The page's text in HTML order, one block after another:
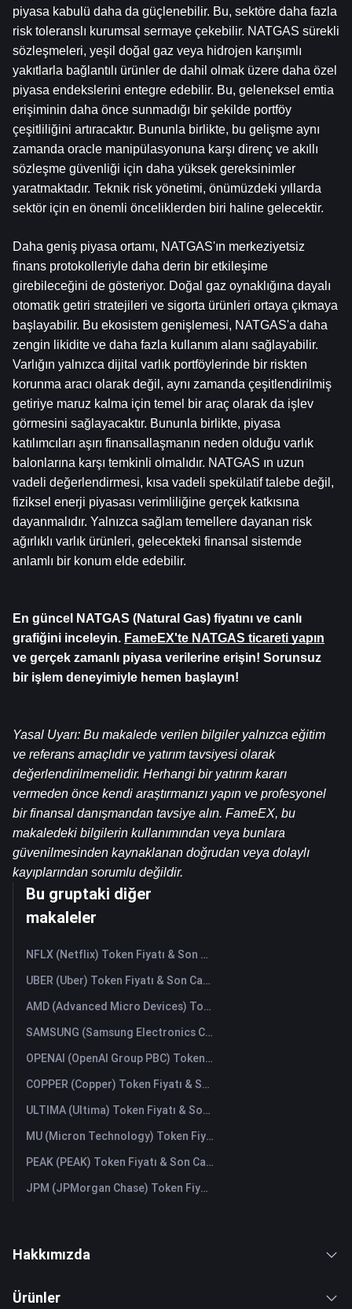
piyasa kabulü daha da güçlenebilir. Bu, sektöre daha fazla
risk toleranslı kurumsal sermaye çekebilir. NATGAS sürekli
sözleşmeleri, yeşil doğal gaz veya hidrojen karışımlı
yakıtlarla bağlantılı ürünler de dahil olmak üzere daha özel
piyasa endekslerini entegre edebilir. Bu, geleneksel emtia
erişiminin daha önce sunmadığı bir şekilde portföy
çeşitliliğini artıracaktır. Bununla birlikte, bu gelişme aynı
zamanda oracle manipülasyonuna karşı direnç ve akıllı
sözleşme güvenliği için daha yüksek gereksinimler
yaratmaktadır. Teknik risk yönetimi, önümüzdeki yıllarda
sektör için en önemli önceliklerden biri haline gelecektir.
Daha geniş piyasa ortamı, NATGAS'ın merkeziyetsiz
finans protokolleriyle daha derin bir etkileşime
girebileceğini de gösteriyor. Doğal gaz oynaklığına dayalı
otomatik getiri stratejileri ve sigorta ürünleri ortaya çıkmaya
başlayabilir. Bu ekosistem genişlemesi, NATGAS'a daha
zengin likidite ve daha fazla kullanım alanı sağlayabilir.
Varlığın yalnızca dijital varlık portföylerinde bir riskten
korunma aracı olarak değil, aynı zamanda çeşitlendirilmiş
getiriye maruz kalma için temel bir araç olarak da işlev
görmesini sağlayacaktır. Bununla birlikte, piyasa
katılımcıları aşırı finansallaşmanın neden olduğu varlık
balonlarına karşı temkinli olmalıdır. NATGAS ın uzun
vadeli değerlendirmesi, kısa vadeli spekülatif talebe değil,
fiziksel enerji piyasası verimliliğine gerçek katkısına
dayanmalıdır. Yalnızca sağlam temellere dayanan risk
ağırlıklı varlık ürünleri, gelecekteki finansal sistemde
anlamlı bir konum elde edebilir.
En güncel NATGAS (Natural Gas) fiyatını ve canlı
grafiğini inceleyin. FameEX'te NATGAS ticareti yapın
ve gerçek zamanlı piyasa verilerine erişin! Sorunsuz
bir işlem deneyimiyle hemen başlayın!
Yasal Uyarı: Bu makalede verilen bilgiler yalnızca eğitim
ve referans amaçlıdır ve yatırım tavsiyesi olarak
değerlendirilmemelidir. Herhangi bir yatırım kararı
vermeden önce kendi araştırmanızı yapın ve profesyonel
bir finansal danışmandan tavsiye alın. FameEX, bu
makaledeki bilgilerin kullanımından veya bunlara
güvenilmesinden kaynaklanan doğrudan veya dolaylı
kayıplarından sorumlu değildir.
Bu gruptaki diğer
makaleler
NFLX (Netflix) Token Fiyatı & Son Canlı Grafik
UBER (Uber) Token Fiyatı & Son Canlı Grafik
AMD (Advanced Micro Devices) Token Fiyatı & Son Canlı Grafik
SAMSUNG (Samsung Electronics Co., Ltd) Token Fiyatı & Son Canlı Grafik
OPENAI (OpenAI Group PBC) Token Fiyatı & Son Canlı Grafik
COPPER (Copper) Token Fiyatı & Son Canlı Grafik
ULTIMA (Ultima) Token Fiyatı & Son Canlı Grafik
MU (Micron Technology) Token Fiyatı & Son Canlı Grafik
PEAK (PEAK) Token Fiyatı & Son Canlı Grafik
JPM (JPMorgan Chase) Token Fiyatı & Son Canlı Grafik
Hakkımızda
Ürünler